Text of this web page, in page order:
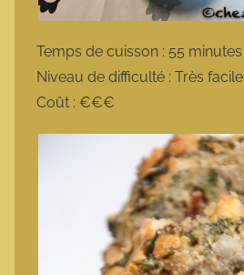
Temps de cuisson : 55 minutes
Niveau de difficulté : Très facile
Coût : €€€